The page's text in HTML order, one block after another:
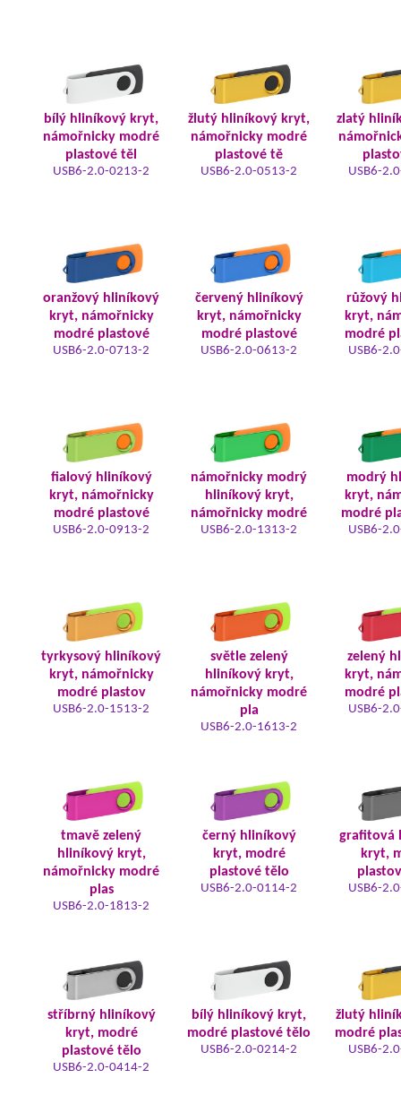
bílý hliníkový kryt,
námořnicky modré
plastové těl
USB6-2.0-0213-2
žlutý hliníkový kryt,
námořnicky modré
plastové tě
USB6-2.0-0513-2
zlatý
USB6-
oranžový hliníkový
kryt, námořnicky
modré plastové
USB6-2.0-0713-2
červený hliníkový
kryt, námořnicky
modré plastové
USB6-2.0-0613-2
růžový
kryt,
modré
USB6-
fialový hliníkový
kryt, námořnicky
modré plastové
USB6-2.0-0913-2
námořnicky modrý
hliníkový kryt,
námořnicky modré
USB6-2.0-1313-2
modrý
kryt,
modré
USB6-
tyrkysový hliníkový
kryt, námořnicky
modré plastov
USB6-2.0-1513-2
světle zelený
hliníkový kryt,
námořnicky modré
pla
USB6-2.0-1613-2
zelený
kryt,
modré
USB6-
tmavě zelený
hliníkový kryt,
námořnicky modré
plas
USB6-2.0-1813-2
černý hliníkový
kryt, modré
plastové tělo
USB6-2.0-0114-2
grafitová
kryt,
USB6-
stříbrný hliníkový
kryt, modré
plastové tělo
USB6-2.0-0414-2
bílý hliníkový kryt,
modré plastové tělo
USB6-2.0-0214-2
žlutý
modré
USB6-